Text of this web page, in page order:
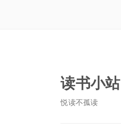
读书小站
悦读不孤读